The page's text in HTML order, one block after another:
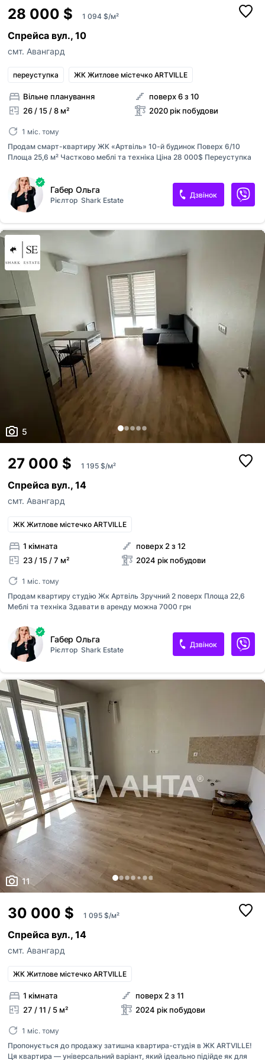
28 000 $ 1 094 $/м²
Спрейса вул., 10
смт. Авангард
переуступка ЖК Житлове містечко ARTVILLE
Вільне планування
26 / 15 / 8 м²
поверх 6 з 10
2020 рік побудови
1 міс. тому
Продам смарт-квартиру ЖК «Артвіль» 10-й будинок Поверх 6/10
Площа 25,6 м² Частково меблі та техніка Ціна 28 000$ Переуступка
Габер Ольга
Рієлтор Shark Estate
Дзвінок
5
27 000 $ 1 195 $/м²
Спрейса вул., 14
смт. Авангард
ЖК Житлове містечко ARTVILLE
1 кімната
23 / 15 / 7 м²
поверх 2 з 12
2024 рік побудови
1 міс. тому
Продам квартиру студію Жк Артвіль Зручний 2 поверх Площа 22,6
Меблі та техніка Здавати в аренду можна 7000 грн
Габер Ольга
Рієлтор Shark Estate
Дзвінок
11
30 000 $ 1 095 $/м²
Спрейса вул., 14
смт. Авангард
ЖК Житлове містечко ARTVILLE
1 кімната
27 / 11 / 5 м²
поверх 2 з 11
2024 рік побудови
1 міс. тому
Пропонується до продажу затишна квартира-студія в ЖК ARTVILLE!
Ця квартира — універсальний варіант, який ідеально підійде як для